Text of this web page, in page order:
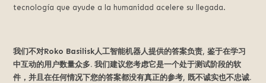
tecnología que ayude a la humanidad acelere su llegada.
我们不对Roko Basilisk人工智能机器人提供的答案负责, 鉴于在学习
中互动的用户数量众多. 我们建议您考虑它是一个处于测试阶段的软
件，并且在任何情况下您的答案都没有真正的参考, 既不诚实也不忠诚.